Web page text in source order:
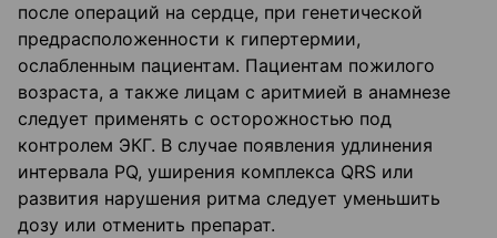
после операций на сердце, при генетической
предрасположенности к гипертермии,
ослабленным пациентам. Пациентам пожилого
возраста, а также лицам с аритмией в анамнезе
следует применять с осторожностью под
контролем ЭКГ. В случае появления удлинения
интервала PQ, уширения комплекса QRS или
развития нарушения ритма следует уменьшить
дозу или отменить препарат.